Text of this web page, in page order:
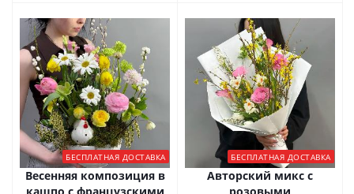
БЕСПЛАТНАЯ ДОСТАВКА
Весенняя композиция в
БЕСПЛАТНАЯ ДОСТАВКА
Авторский микс с